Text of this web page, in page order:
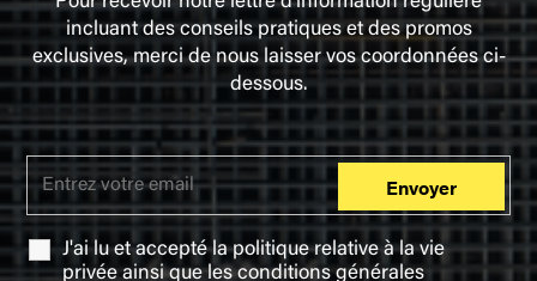
incluant des conseils pratiques et des promos
exclusives, merci de nous laisser vos coordonnées ci-
dessous.
J'ai lu et accepté lapolitique relative à la vie
privéeainsi que lesconditions générales